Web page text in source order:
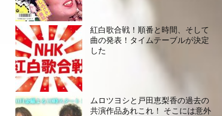
紅白歌合戦！順番と時間、そして
曲の発表！タイムテーブルが決定
した
ムロツヨシと戸田恵梨香の過去の
共演作品あれこれ！ そこには意外